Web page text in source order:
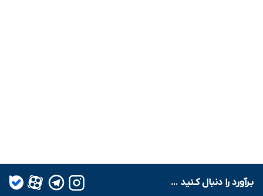
بـرآورد را دنبال کـنید ...